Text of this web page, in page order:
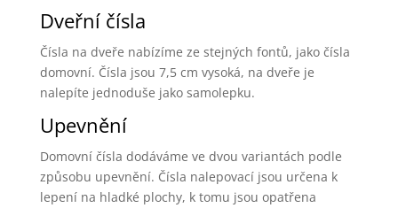
Dveřní čísla
Čísla na dveře nabízíme ze stejných fontů, jako čísla
domovní. Čísla jsou 7,5 cm vysoká, na dveře je
nalepíte jednoduše jako samolepku.
Upevnění
Domovní čísla dodáváme ve dvou variantách podle
způsobu upevnění. Čísla nalepovací jsou určena k
lepení na hladké plochy, k tomu jsou opatřena